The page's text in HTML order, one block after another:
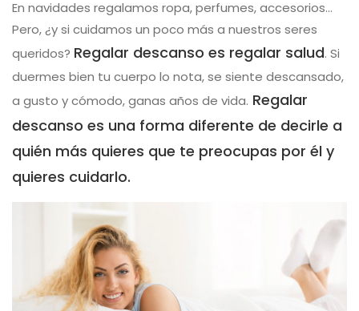
En navidades regalamos ropa, perfumes, accesorios…
Pero, ¿y si cuidamos un poco más a nuestros seres
queridos? Regalar descanso es regalar salud. Si
duermes bien tu cuerpo lo nota, se siente descansado,
a gusto y cómodo, ganas años de vida. Regalar
descanso es una forma diferente de decirle a
quién más quieres que te preocupas por él y
quieres cuidarlo.